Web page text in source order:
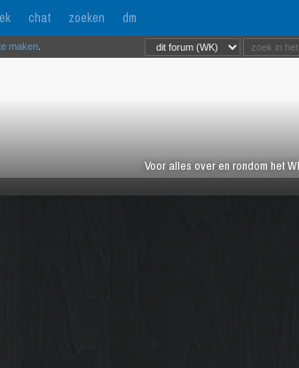
chat zoeken dm
Voor alles over en rondom het
maken